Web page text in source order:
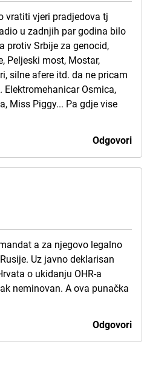
vratiti vjeri pradjedova tj
u zadnjih par godina bilo
protiv Srbije za genocid,
Peljeski most, Mostar,
silne afere itd. da ne pricam
Osmica,
Miss Piggy... Pa gdje vise
Odgovori
a za njegovo legalno
Uz javno deklarisan
o ukidanju OHR-a
neminovan. A ova punačka
Odgovori